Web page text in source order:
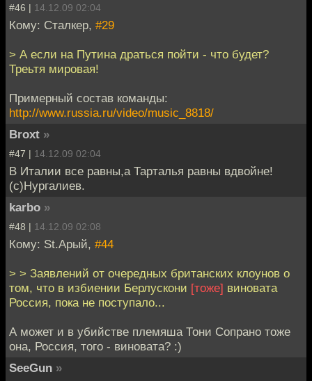
#46 | 14.12.09 02:04
Кому: Сталкер, #29
> А если на Путина драться пойти - что будет?
Треьтя мировая!
Примерный состав команды:
http://www.russia.ru/video/music_8818/
Broxt »
#47 | 14.12.09 02:04
В Италии все равны,а Тарталья равны вдвойне!
(c)Нургалиев.
karbo »
#48 | 14.12.09 02:08
Кому: St.Арый, #44
> > Заявлений от очередных британских клоунов о
том, что в избиении Берлускони [тоже] виновата
Россия, пока не поступало...
А может и в убийстве племяша Тони Сопрано тоже
она, Россия, того - виновата? :)
SeeGun »